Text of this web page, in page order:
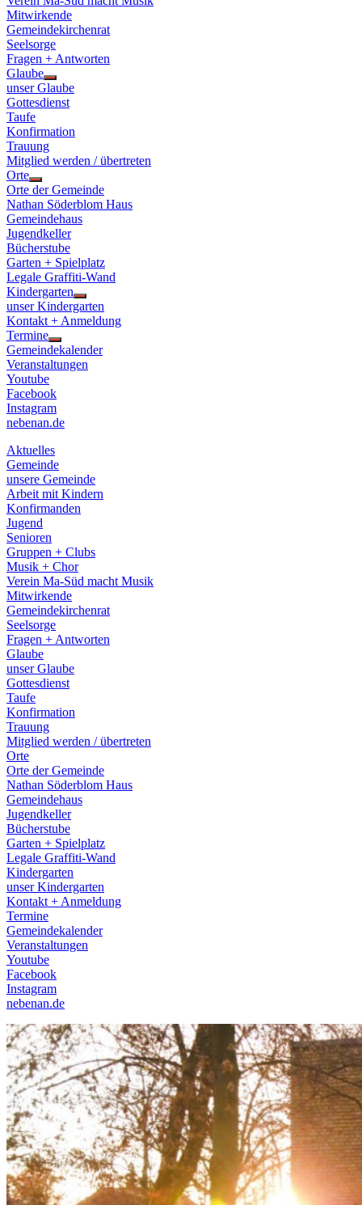
Mitwirkende
Gemeindekirchenrat
Seelsorge
Fragen + Antworten
Glaube
Show
sub
menu
unser Glaube
Gottesdienst
Taufe
Konfirmation
Trauung
Mitglied werden / übertreten
Orte
Show
sub
menu
Orte der Gemeinde
Nathan Söderblom Haus
Gemeindehaus
Jugendkeller
Bücherstube
Garten + Spielplatz
Legale Graffiti-Wand
Kindergarten
Show
sub
menu
unser Kindergarten
Kontakt + Anmeldung
Termine
Show
sub
menu
Gemeindekalender
Veranstaltungen
Youtube
Facebook
Instagram
nebenan.de
Aktuelles
Gemeinde
unsere Gemeinde
Arbeit mit Kindern
Konfirmanden
Jugend
Senioren
Gruppen + Clubs
Musik + Chor
Verein Ma-Süd macht Musik
Mitwirkende
Gemeindekirchenrat
Seelsorge
Fragen + Antworten
Glaube
unser Glaube
Gottesdienst
Taufe
Konfirmation
Trauung
Mitglied werden / übertreten
Orte
Orte der Gemeinde
Nathan Söderblom Haus
Gemeindehaus
Jugendkeller
Bücherstube
Garten + Spielplatz
Legale Graffiti-Wand
Kindergarten
unser Kindergarten
Kontakt + Anmeldung
Termine
Gemeindekalender
Veranstaltungen
Youtube
Facebook
Instagram
nebenan.de